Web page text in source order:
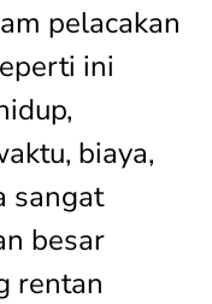
pelacakan
ini
biaya,
sangat
besar
rentan